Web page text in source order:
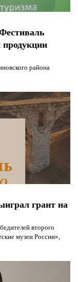
продукции
района
грант на
второго
музеи России»,